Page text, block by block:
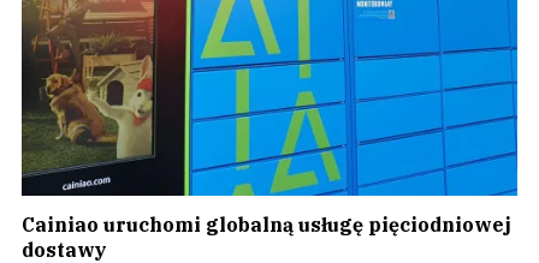
Cainiao uruchomi globalną usługę pięciodniowej
dostawy